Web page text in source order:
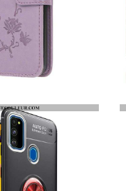
HOUSSE SAMSUNG GALAXY M21 PAPILLONS ET FLEURS À LANIÈRE